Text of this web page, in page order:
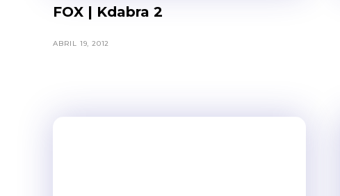
FOX | Kdabra 2
ABRIL 19, 2012